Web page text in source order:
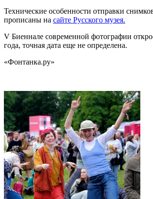
Технические особенности отправки
прописаны на сайте Русского музея.
V Биеннале современной фотографии
года, точная дата еще не определена.
«Фонтанка.ру»